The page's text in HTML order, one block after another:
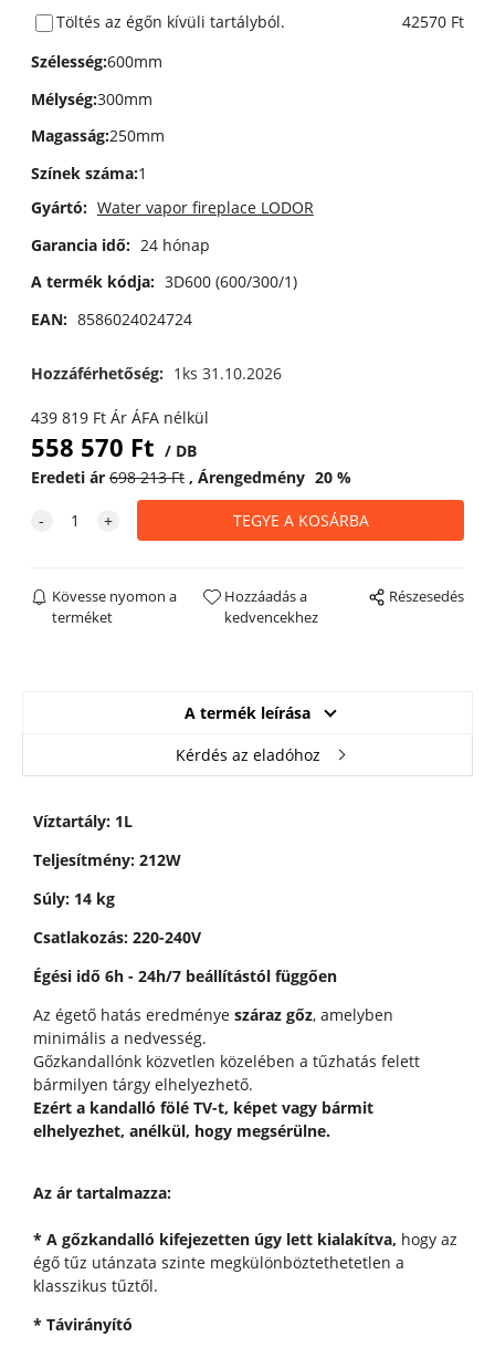
Töltés az égőn kívüli tartályból.
42570 Ft
Szélesség:600mm
Mélység:300mm
Magasság:250mm
Színek száma:1
Gyártó: Water vapor fireplace LODOR
Garancia idő: 24 hónap
A termék kódja: 3D600 (600/300/1)
EAN: 8586024024724
Hozzáférhetőség: 1ks 31.10.2026
439 819Ft Ár ÁFA nélkül
558 570 Ft
DB
Eredeti ár 698 213Ft Árengedmény 20%
Kövesse nyomon a
terméket
Hozzáadás a
kedvencekhez
Részesedés
A termék leírása
Kérdés az eladóhoz
Víztartály: 1L
Teljesítmény: 212W
Súly: 14 kg
Csatlakozás: 220-240V
Égési idő 6h - 24h/7 beállítástól függően
Az égető hatás eredménye száraz gőz, amelyben
minimális a nedvesség.
Gőzkandallónk közvetlen közelében a tűzhatás felett
bármilyen tárgy elhelyezhető.
Ezért a kandalló fölé TV-t, képet vagy bármit
elhelyezhet, anélkül, hogy megsérülne.
Az ár tartalmazza:
* A gőzkandalló kifejezetten úgy lett kialakítva, hogy az
égő tűz utánzata szinte megkülönböztethetetlen a
klasszikus tűztől.
* Távirányító